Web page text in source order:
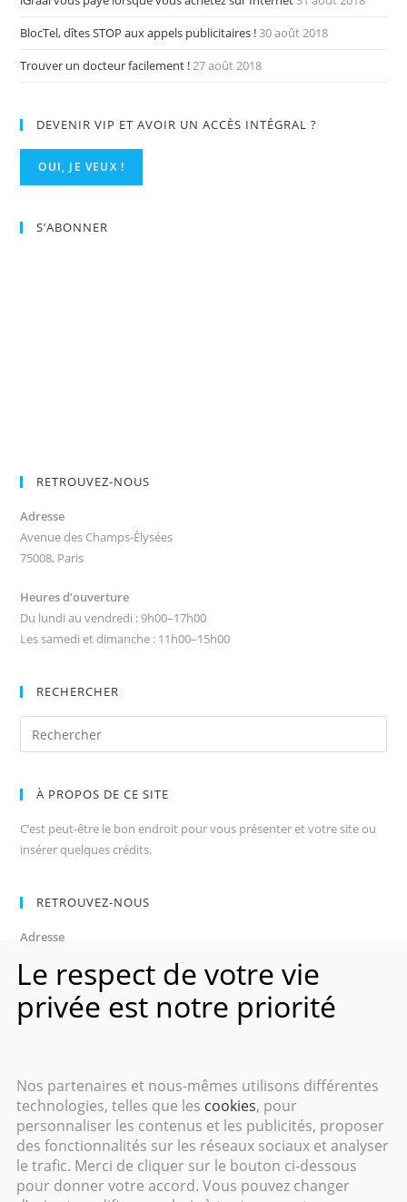
BlocTel, dîtes STOP aux appels publicitaires !30 août 2018
Trouver un docteur facilement !27 août 2018
DEVENIR VIP ET AVOIR UN ACCÈS INTÉGRAL ?
OUI, JE VEUX !
S’ABONNER
RETROUVEZ-NOUS
Adresse
Avenue des Champs-Élysées
75008, Paris
Heures d’ouverture
Du lundi au vendredi : 9h00–17h00
Les samedi et dimanche : 11h00–15h00
RECHERCHER
À PROPOS DE CE SITE
C’est peut-être le bon endroit pour vous présenter et votre site ou
insérer quelques crédits.
RETROUVEZ-NOUS
Adresse
75008, Paris
Heures d’ouverture
Copyright 2016 - Cyril GANTIN - Tous droits réservés.
Mentions Légales |Respect de la vie privée|Contact
Le respect de votre vie
privée est notre priorité
Nos partenaires et nous-mêmes utilisons différentes
technologies, telles que les cookies, pour
personnaliser les contenus et les publicités, proposer
des fonctionnalités sur les réseaux sociaux et analyser
le trafic. Merci de cliquer sur le bouton ci-dessous
pour donner votre accord. Vous pouvez changer